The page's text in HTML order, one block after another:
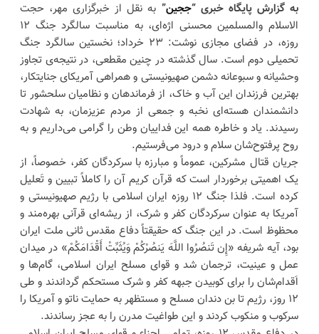
به گزارش پایگاه خبری “ججین” به نقل از خبرگزاری مهر، حجت
الاسلام والمسلمین محسنی اژه‌ای، به مناسبت سالگرد جنگ ۱۲
روزه، در فضای مجازی نوشت: ۲۳ خرداد؛ نخستین سالگرد جنگ
تحمیلی دوم است. سال گذشته در چنین مقطعی، در نتیجه‌ی تجاوز
وحشیانه و سبوعانه دشمن صهیونیستی و همراهی آمریکای جنایتکار،
بهترین فرزندان این آب و خاک، از فرماندهان و نظامیان سلحشور تا
دانشمندان هسته‌ای نخبه و جمعی از مردم عزیزمان، به شهادت
رسیدند. یاد و خاطره همه این فداییان وطن را گرامی می‌داریم و به
روح پرفتوح‌شان سلام و درود می‌فرستیم.
جریان قتال مشرکین، عموماً و مبارزه با سرکردگان کفر، خصوصاً، از
یک اهمیتی برخوردار است که قرآن کریم آن را کاملاً تبیین و تَعلیل
کرده است. فلذا جنگ ۱۲ روزه ایران اسلامی با رژیم صهیونیستی و
آمریکا به عنوان سرکردگان کفر و شرک، از ریشه‌ای قرآنی بهره‌مند و
محظوظ است. در این جنگ که حقیقتاً دفاع مقدس ثانی ملت ایران
بود، آیه شریفه «إِن تَنصُرُوا اللَّهَ یَنصُرْکُمْ وَیُثَبِّتْ أَقْدَامَکُمْ» در میدان
عمل و عینیت، ترجمان شد و قوای مسلح ایران اسلامی، گام‌ها و
اَقدام‌شان را برای کوبیدن جبهه کفر و شرک مستحکم گرداندند و طی
۱۲ روز، رژیم تا بن دندان مسلح و مستظهر به حمایت ناتو و آمریکا را
سرکوب و منکوب کردند و این طواغیت مدرن را به عجز رساندند.